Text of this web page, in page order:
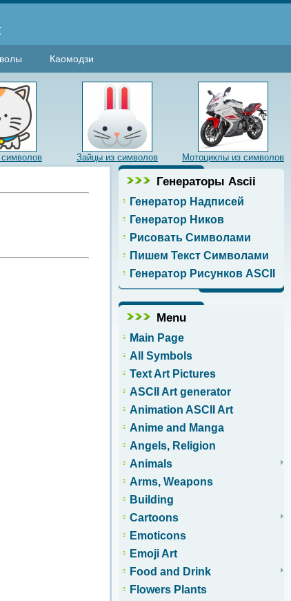
Каомодзи
Зайцы из символов Мотоциклы из символов
Генераторы Ascii
Генератор Надписей
Генератор Ников
Рисовать Символами
Пишем Текст Символами
Генератор Рисунков ASCII
Menu
Main Page
All Symbols
Text Art Pictures
ASCII Art generator
Animation ASCII Art
Anime and Manga
Angels, Religion
Animals
Arms, Weapons
Building
Cartoons
Emoticons
Emoji Art
Food and Drink
Flowers Plants